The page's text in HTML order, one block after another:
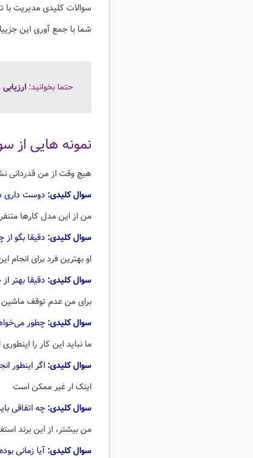
سوالات کلیدی مدیریت با
شما با جمع آوری این
حتما بخوانید:
نمونه هایی از
هیچ وقت از من قدردانی
سوال کلیدی: دوست داری
من از این مدل کارها
سوال کلیدی: دقیقا بگو
او بهترین فرد برای انجام
سوال کلیدی: دقیقا بهتر
برای من عدم توقف
سوال کلیدی: چطور
ما نباید این کار را
سوال کلیدی: اگر اینطور
اینک ار غیر ممکن است
سوال کلیدی: چه اتفاقی
من بیشتر، از این برند
سوال کلیدی: آیا زمانی